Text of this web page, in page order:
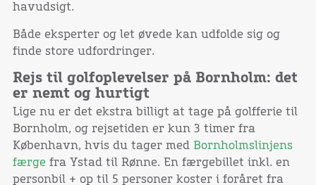
havudsigt.
Både eksperter og let øvede kan udfolde sig og
finde store udfordringer.
Rejs til golfoplevelser på Bornholm: det
er nemt og hurtigt
Lige nu er det ekstra billigt at tage på golfferie til
Bornholm, og rejsetiden er kun 3 timer fra
København, hvis du tager med Bornholmslinjens
færgefra Ystad til Rønne. En færgebillet inkl. en
personbil + op til 5 personer koster i foråret fra